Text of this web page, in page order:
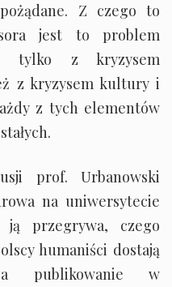
Z czego to
jest to problem
tylko z kryzysem
z kryzysem kultury i
z tych elementów
prof. Urbanowski
na uniwersytecie
przegrywa, czego
humaniści dostają
publikowanie w